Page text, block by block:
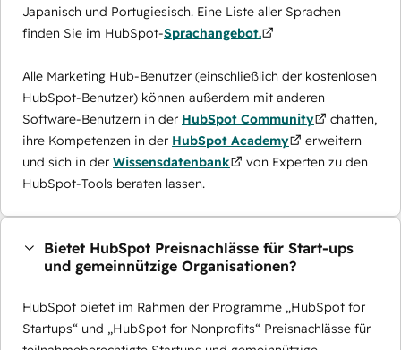
Japanisch und Portugiesisch. Eine Liste aller Sprachen
finden Sie im HubSpot-Sprachangebot.
Alle Marketing Hub-Benutzer (einschließlich der kostenlosen
HubSpot-Benutzer) können außerdem mit anderen
Software-Benutzern in der HubSpot Community
chatten,
ihre Kompetenzen in der HubSpot Academy
erweitern
und sich in der Wissensdatenbank
von Experten zu den
HubSpot-Tools beraten lassen.
Bietet HubSpot Preisnachlässe für Start-ups
und gemeinnützige Organisationen?
HubSpot bietet im Rahmen der Programme „HubSpot for
Startups“ und „HubSpot for Nonprofits“ Preisnachlässe für